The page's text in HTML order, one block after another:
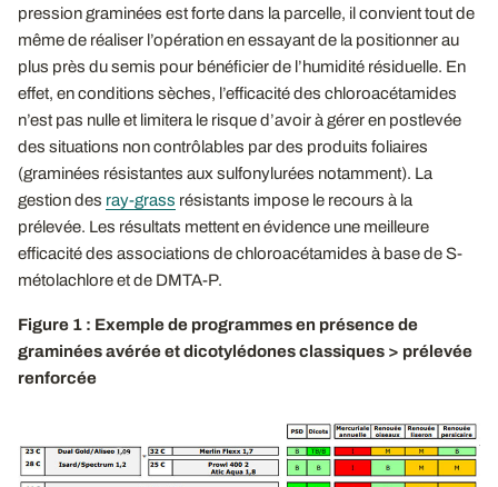
pression graminées est forte dans la parcelle, il convient tout de
même de réaliser l’opération en essayant de la positionner au
plus près du semis pour bénéficier de l’humidité résiduelle. En
effet, en conditions sèches, l’efficacité des chloroacétamides
n’est pas nulle et limitera le risque d’avoir à gérer en postlevée
des situations non contrôlables par des produits foliaires
(graminées résistantes aux sulfonylurées notamment). La
gestion des ray-grass résistants impose le recours à la
prélevée. Les résultats mettent en évidence une meilleure
efficacité des associations de chloroacétamides à base de S-
métolachlore et de DMTA-P.
Figure 1 : Exemple de programmes en présence de
graminées avérée et dicotylédones classiques > prélevée
renforcée